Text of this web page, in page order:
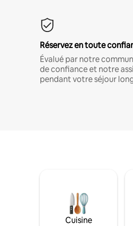
Réservez en toute
Évalué par notre
de confiance et notre
pendant votre séjour
Cuisine